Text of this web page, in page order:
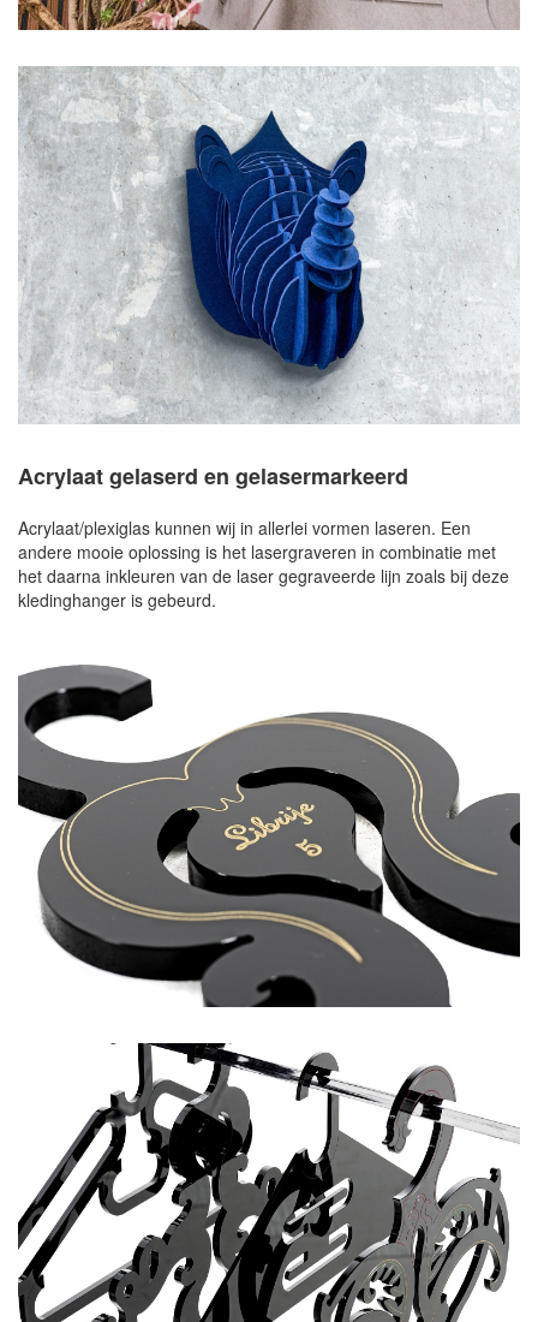
Acrylaat gelaserd en gelasermarkeerd
Acrylaat/plexiglas kunnen wij in allerlei vormen laseren. Een
andere mooie oplossing is het lasergraveren in combinatie met
het daarna inkleuren van de laser gegraveerde lijn zoals bij deze
kledinghanger is gebeurd.